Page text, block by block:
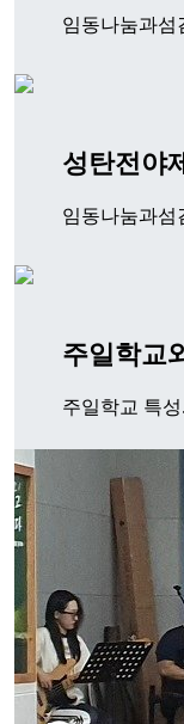
임동나눔과섬
성탄전야
임동나눔과섬
주일학교
주일학교 특성